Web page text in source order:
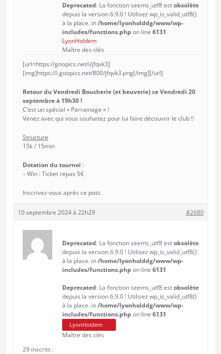
Deprecated: La fonction seems_utf8 estobsolète
depuis la version 6.9.0 ! Utilisez wp_is_valid_utf8()
à la place. in/home/lyonholddg/www/wp-
includes/functions.php on line 6131
LyonHoldem
Maître des clés
[url=https://goopics.net/i/jfqvk3]
[img]https://i.goopics.net/800/jfqvk3.png[/img][/url]
Retour du Vendredi Boucherie (et beuverie) ce Vendredi 20
septembre à 19h30 !
C’est un spécial « Parrainage » !
Venez avec qui vous souhaitez pour lui faire découvrir le club !!
Structure
15k / 15min
Dotation du tournoi :
– Win : Ticket repas 5€
Inscrivez-vous après ce post.
10 septembre 2024 à 22h29 #2680
Deprecated: La fonction seems_utf8 estobsolète
depuis la version 6.9.0 ! Utilisez wp_is_valid_utf8()
à la place. in/home/lyonholddg/www/wp-
includes/functions.php on line 6131
Deprecated: La fonction seems_utf8 estobsolète
depuis la version 6.9.0 ! Utilisez wp_is_valid_utf8()
à la place. in/home/lyonholddg/www/wp-
includes/functions.php on line 6131
LyonHoldem
Maître des clés
29 inscrits :